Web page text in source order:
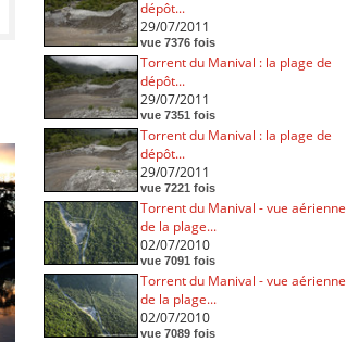
dépôt...
29/07/2011
vue 7376 fois
Torrent du Manival : la plage de
dépôt...
29/07/2011
vue 7351 fois
Torrent du Manival : la plage de
dépôt...
29/07/2011
vue 7221 fois
Torrent du Manival - vue aérienne
de la plage...
02/07/2010
vue 7091 fois
Torrent du Manival - vue aérienne
de la plage...
02/07/2010
vue 7089 fois